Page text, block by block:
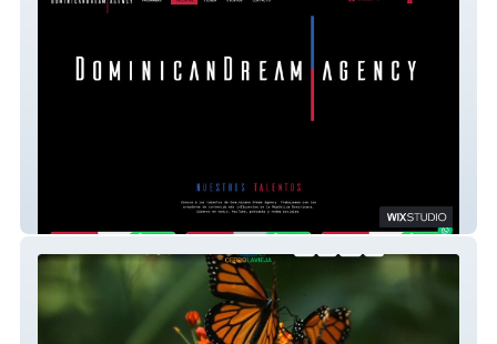
Dominican Agency Dream